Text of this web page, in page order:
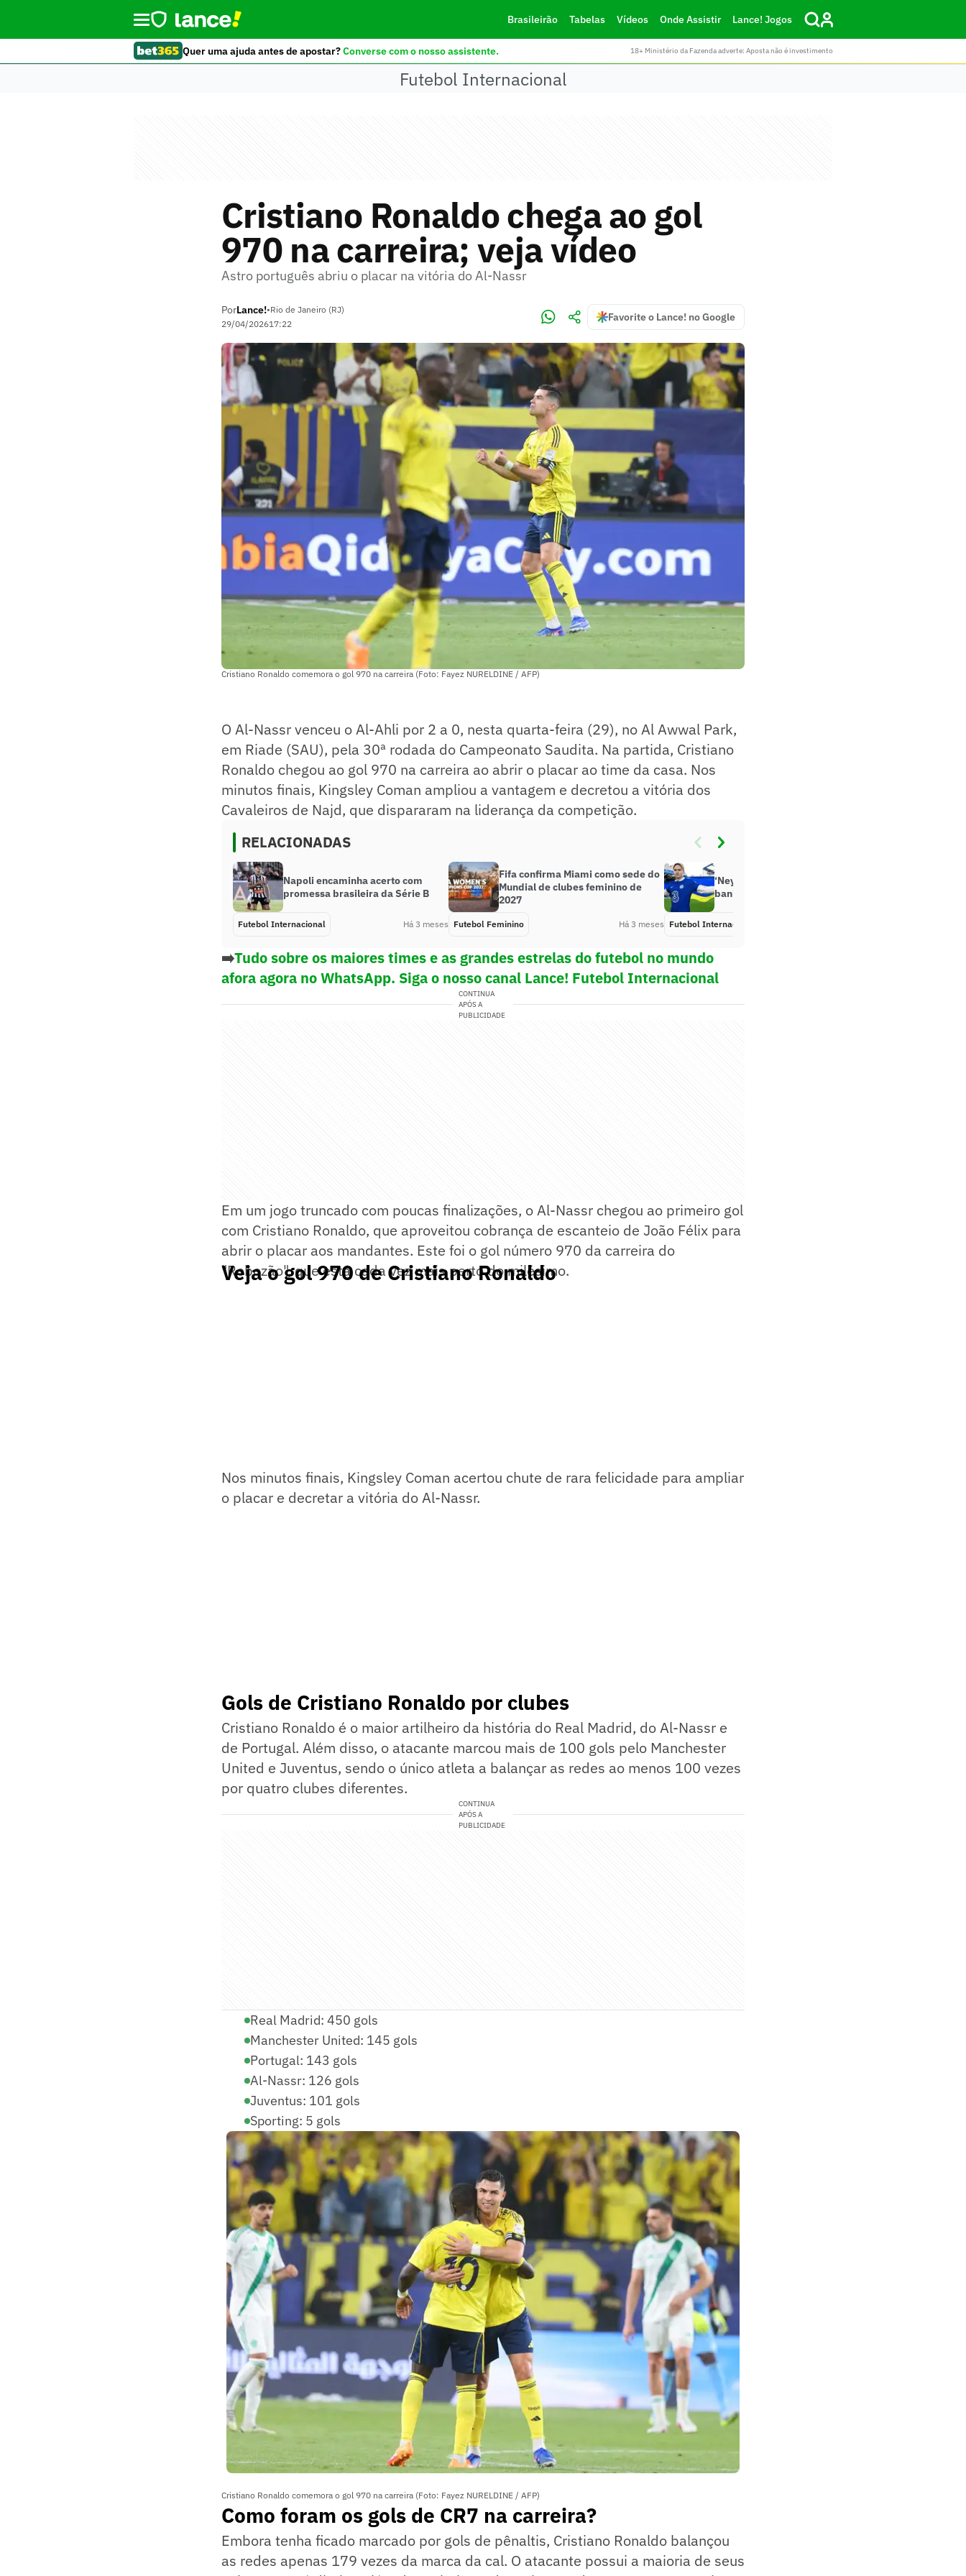
Brasileirão Tabelas Vídeos Onde Assistir Lance! Jogos
Quer uma ajuda antes de apostar?Converse com o nosso assistente. 18+ Ministério da Fazenda adverte: Aposta não é investimento
Futebol Internacional
Cristiano Ronaldo chega ao gol
970 na carreira; veja vídeo
Astro português abriu o placar na vitória do Al-Nassr
PorLance!•Rio de Janeiro (RJ)
29/04/202617:22
Favorite o Lance! no Google
Cristiano Ronaldo comemora o gol 970 na carreira (Foto: Fayez NURELDINE / AFP)
O Al-Nassr venceu o Al-Ahli por 2 a 0, nesta quarta-feira (29), no Al Awwal Park,
em Riade (SAU), pela 30ª rodada do Campeonato Saudita. Na partida, Cristiano
Ronaldo chegou ao gol 970 na carreira ao abrir o placar ao time da casa. Nos
minutos finais, Kingsley Coman ampliou a vantagem e decretou a vitória dos
Cavaleiros de Najd, que dispararam na liderança da competição.
RELACIONADAS
Napoli encaminha acerto com
promessa brasileira da Série B
Futebol Internacional Há 3 meses
Fifa confirma Miami como sede do
Mundial de clubes feminino de
2027
Futebol Feminino Há 3 meses
‘Neymar ucraniano’ do Chelsea é
banido do futebol por 4 anos
Futebol Internacional
➡️Tudo sobre os maiores times e as grandes estrelas do futebol no mundo
afora agora no WhatsApp. Siga o nosso canal Lance! Futebol Internacional
CONTINUA
APÓS A
PUBLICIDADE
Em um jogo truncado com poucas finalizações, o Al-Nassr chegou ao primeiro gol
com Cristiano Ronaldo, que aproveitou cobrança de escanteio de João Félix para
abrir o placar aos mandantes. Este foi o gol número 970 da carreira do
"Robozão", que está cada vez mais perto do milésimo.
Veja o gol 970 de Cristiano Ronaldo
Nos minutos finais, Kingsley Coman acertou chute de rara felicidade para ampliar
o placar e decretar a vitória do Al-Nassr.
Gols de Cristiano Ronaldo por clubes
Cristiano Ronaldo é o maior artilheiro da história do Real Madrid, do Al-Nassr e
de Portugal. Além disso, o atacante marcou mais de 100 gols pelo Manchester
United e Juventus, sendo o único atleta a balançar as redes ao menos 100 vezes
por quatro clubes diferentes.
CONTINUA
APÓS A
PUBLICIDADE
Real Madrid: 450 gols
Manchester United: 145 gols
Portugal: 143 gols
Al-Nassr: 126 gols
Juventus: 101 gols
Sporting: 5 gols
Cristiano Ronaldo comemora o gol 970 na carreira (Foto: Fayez NURELDINE / AFP)
Como foram os gols de CR7 na carreira?
Embora tenha ficado marcado por gols de pênaltis, Cristiano Ronaldo balançou
as redes apenas 179 vezes da marca da cal. O atacante possui a maioria de seus